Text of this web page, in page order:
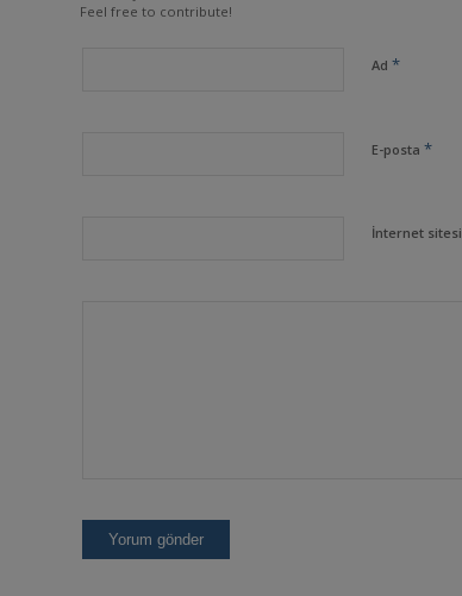
Feel free to contribute!
Ad *
E-posta *
İnternet sitesi